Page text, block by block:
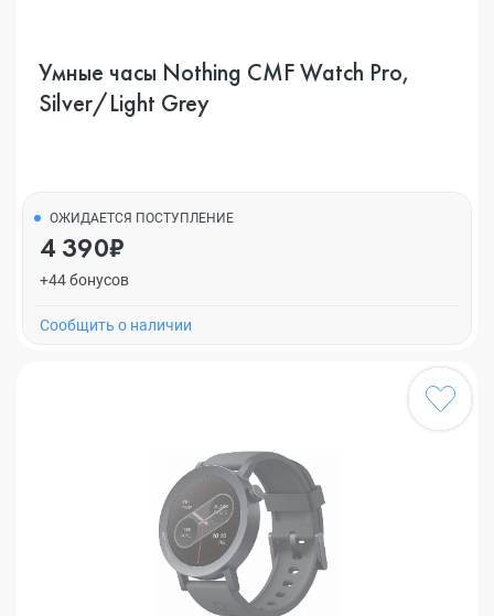
Умные часы Nothing CMF Watch Pro,
Silver/Light Grey
ОЖИДАЕТСЯ ПОСТУПЛЕНИЕ
4 390₽
+44 бонусов
Cообщить о наличии